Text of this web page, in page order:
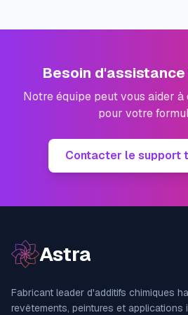
Besoin
Notre équipe peut vous aider
pour votre
Contacter le support
Astra
Fabricant leader d'additifs chimiques
revêtements, peintures et applications